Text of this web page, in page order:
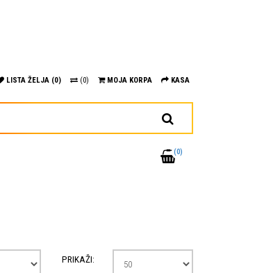
LISTA ŽELJA (0) (0) MOJA KORPA KASA
(0)
PRIKAŽI: